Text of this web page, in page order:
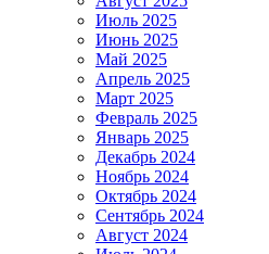
Июль 2025
Июнь 2025
Май 2025
Апрель 2025
Март 2025
Февраль 2025
Январь 2025
Декабрь 2024
Ноябрь 2024
Октябрь 2024
Сентябрь 2024
Август 2024